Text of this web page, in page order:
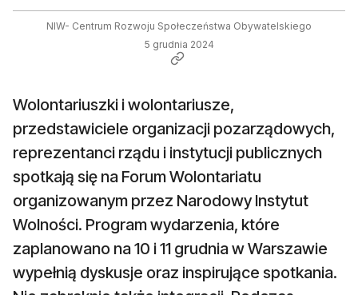
NIW- Centrum Rozwoju Społeczeństwa Obywatelskiego
5 grudnia 2024
Wolontariuszki i wolontariusze,
przedstawiciele organizacji pozarządowych,
reprezentanci rządu i instytucji publicznych
spotkają się na Forum Wolontariatu
organizowanym przez Narodowy Instytut
Wolności. Program wydarzenia, które
zaplanowano na 10 i 11 grudnia w Warszawie
wypełnią dyskusje oraz inspirujące spotkania.